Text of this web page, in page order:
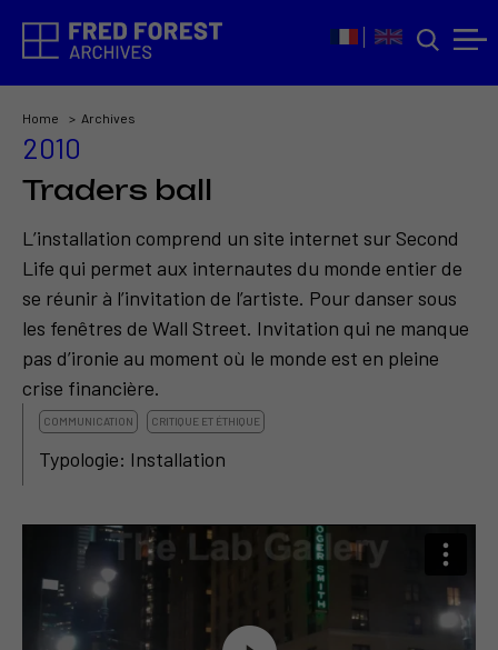
Home Archives
2010
Traders ball
L’installation comprend un site internet sur Second
Life qui permet aux internautes du monde entier de
se réunir à l’invitation de l’artiste. Pour danser sous
les fenêtres de Wall Street. Invitation qui ne manque
pas d’ironie au moment où le monde est en pleine
crise financière.
COMMUNICATION CRITIQUE ET ÉTHIQUE
Typologie: Installation